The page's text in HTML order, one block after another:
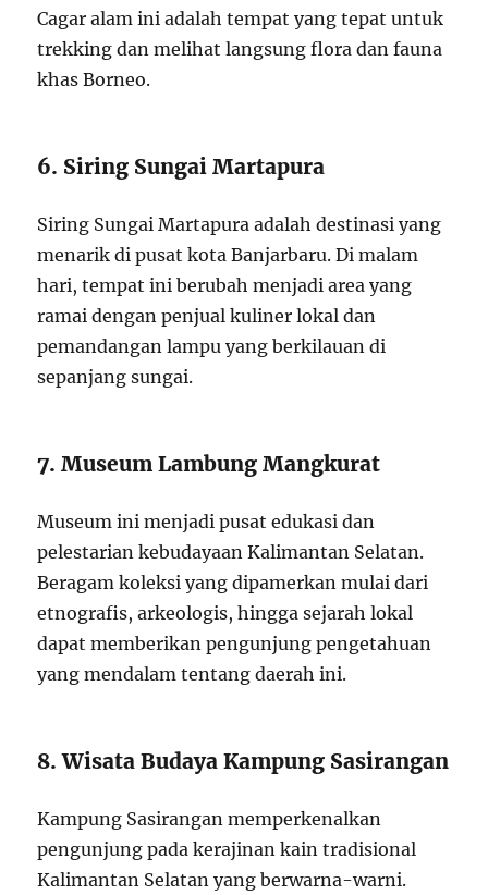
Cagar alam ini adalah tempat yang tepat untuk
trekking dan melihat langsung flora dan fauna
khas Borneo.
6. Siring Sungai Martapura
Siring Sungai Martapura adalah destinasi yang
menarik di pusat kota Banjarbaru. Di malam
hari, tempat ini berubah menjadi area yang
ramai dengan penjual kuliner lokal dan
pemandangan lampu yang berkilauan di
sepanjang sungai.
7. Museum Lambung Mangkurat
Museum ini menjadi pusat edukasi dan
pelestarian kebudayaan Kalimantan Selatan.
Beragam koleksi yang dipamerkan mulai dari
etnografis, arkeologis, hingga sejarah lokal
dapat memberikan pengunjung pengetahuan
yang mendalam tentang daerah ini.
8. Wisata Budaya Kampung Sasirangan
Kampung Sasirangan memperkenalkan
pengunjung pada kerajinan kain tradisional
Kalimantan Selatan yang berwarna-warni.